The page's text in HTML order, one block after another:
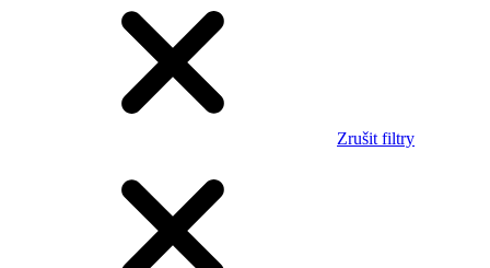
Zrušit filtry